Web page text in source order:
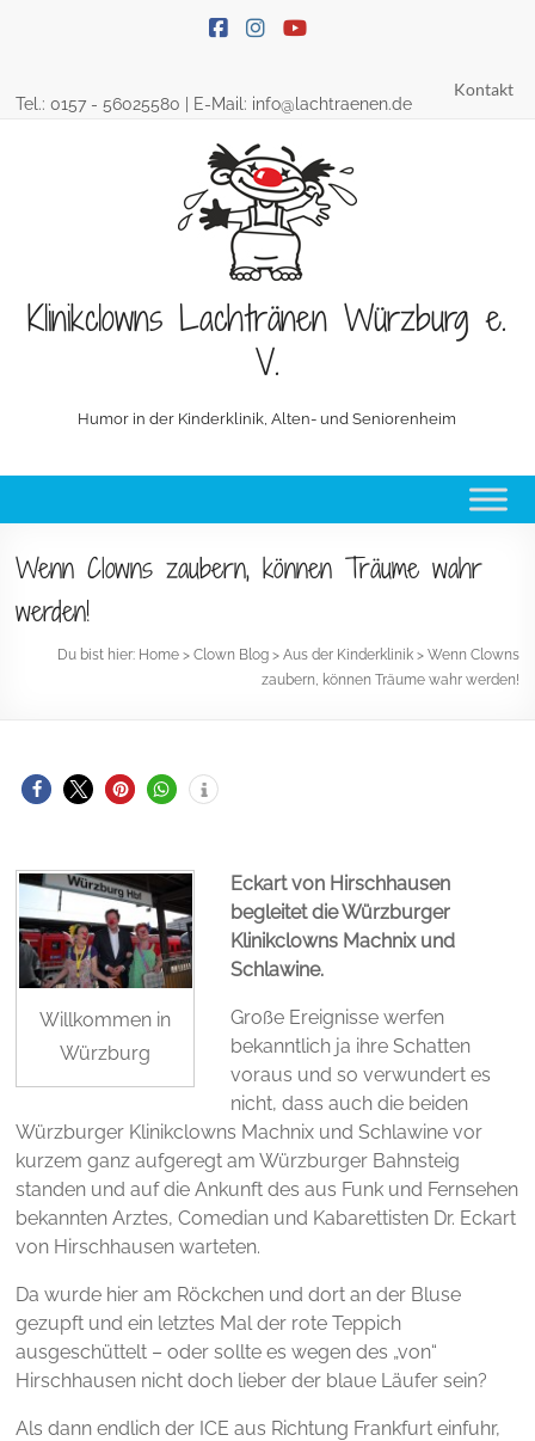
Tel.:0157 - 56025580 | E-Mail: info@lachtraenen.de
Kontakt
Klinikclowns Lachtränen Würzburg e.
V.
Humor in der Kinderklinik, Alten- und Seniorenheim
Wenn Clowns zaubern, können Träume wahr
werden!
Du bist hier: Home> Clown Blog> Aus der Kinderklinik> Wenn Clowns
zaubern, können Träume wahr werden!
Willkommen in
Würzburg
Eckart von Hirschhausen
begleitet die Würzburger
Klinikclowns Machnix und
Schlawine.
Große Ereignisse werfen
bekanntlich ja ihre Schatten
voraus und so verwundert es
nicht, dass auch die beiden
Würzburger Klinikclowns Machnix und Schlawine vor
kurzem ganz aufgeregt am Würzburger Bahnsteig
standen und auf die Ankunft des aus Funk und Fernsehen
bekannten Arztes, Comedian und Kabarettisten Dr. Eckart
von Hirschhausen warteten.
Da wurde hier am Röckchen und dort an der Bluse
gezupft und ein letztes Mal der rote Teppich
ausgeschüttelt – oder sollte es wegen des „von“
Hirschhausen nicht doch lieber der blaue Läufer sein?
Als dann endlich der ICE aus Richtung Frankfurt einfuhr,